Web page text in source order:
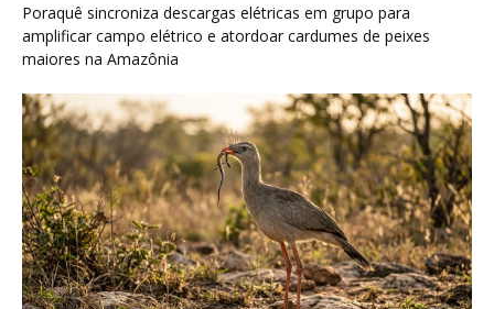
Poraquê sincroniza descargas elétricas em grupo para
amplificar campo elétrico e atordoar cardumes de peixes
maiores na Amazônia